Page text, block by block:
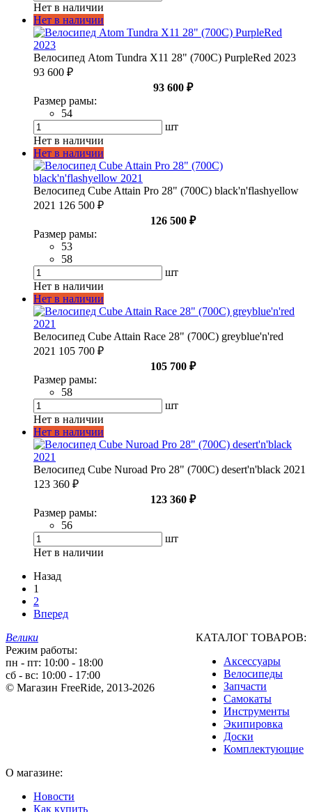
Нет в наличии
Нет в наличии
Велосипед Atom Tundra X11 28" (700С) PurpleRed 2023
93 600 ₽
93 600 ₽
Размер рамы:
54
шт
Нет в наличии
Нет в наличии
Велосипед Cube Attain Pro 28" (700С) black'n'flashyellow
2021 126 500 ₽
126 500 ₽
Размер рамы:
53
58
шт
Нет в наличии
Нет в наличии
Велосипед Cube Attain Race 28" (700С) greyblue'n'red
2021 105 700 ₽
105 700 ₽
Размер рамы:
58
шт
Нет в наличии
Нет в наличии
Велосипед Cube Nuroad Pro 28" (700С) desert'n'black 2021
123 360 ₽
123 360 ₽
Размер рамы:
56
шт
Нет в наличии
Назад
1
2
Вперед
Велики
Режим работы:
пн - пт: 10:00 - 18:00
сб - вс: 10:00 - 17:00
© Магазин FreeRide, 2013-2026
КАТАЛОГ ТОВАРОВ:
Аксессуары
Велосипеды
Запчасти
Самокаты
Инструменты
Экипировка
Доски
Комплектующие
О магазине:
Новости
Как купить